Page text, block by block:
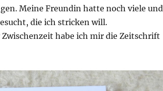
Meine Freundin hatte noch viele und
die ich stricken will.
habe ich mir die Zeitschrift